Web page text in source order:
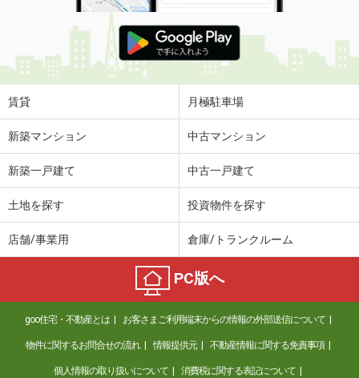
広島県広島市西区福島町２丁目
価 格
8.40万円
住 所
広島県広島市西区福島町２丁目
専有面積
広島県広島市西区古江西町
3.50万円
広島県広島市安佐南区大町東２丁目
7万円
住 所
広島県広島市安佐南区大町東２丁目
専有面積 31.76m²
間取り
ワンルーム
広島県広島市西区草津東２丁目
賃貸 月極駐車場
新築マンション 中古マンション
新築一戸建て 中古一戸建て
土地を探す 投資物件を探す
店舗/事業用 倉庫/トランクルーム
PC版へ
goo住宅・不動産とは お客さまご利用端末からの情報の外部送信について
物件に関するお問合せの流れ 情報提供元 不動産情報に関する免責事項
個人情報の取り扱いについて 消費税に関する表記について